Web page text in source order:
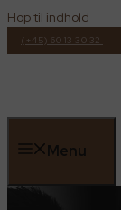
Hop til indhold
(+45) 60 13 30 32
Menu